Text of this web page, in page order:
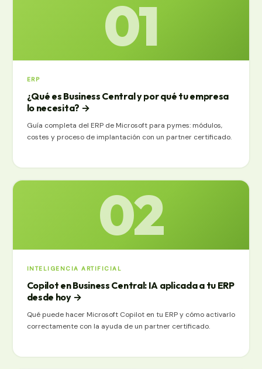
01
ERP
¿Qué es Business Central y por qué tu empresa
lo necesita? →
Guía completa del ERP de Microsoft para pymes: módulos,
costes y proceso de implantación con un partner certificado.
02
INTELIGENCIA ARTIFICIAL
Copilot en Business Central: IA aplicada a tu ERP
desde hoy →
Qué puede hacer Microsoft Copilot en tu ERP y cómo activarlo
correctamente con la ayuda de un partner certificado.